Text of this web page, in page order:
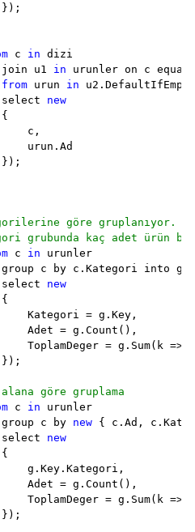
c in dizi
u1
in urunler on c
from urun in
new
c,
urun.Ad
göre gruplanıyor.
grubunda kaç adet ürün
c in urunler
c by c.Kategori into g
new
Kategori = g.Key,
Adet = g.Count(),
ToplamDeger = g.Sum(k =>
göre gruplama
c in urunler
c by
new { c.Ad,
new
g.Key.Kategori,
Adet = g.Count(),
ToplamDeger = g.Sum(k =>